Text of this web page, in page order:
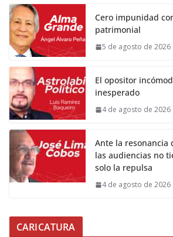
Cero impunidad
patrimonial
5 de agosto de 2026
El opositor
inesperado
4 de agosto de 2026
Ante la resonancia
las audiencias no
solo la repulsa
4 de agosto de 2026
CARICATURA